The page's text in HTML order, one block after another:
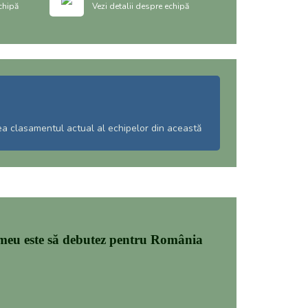
Vezi detalii despre echipă
clasamentul actual al echipelor din această
este să debutez pentru România